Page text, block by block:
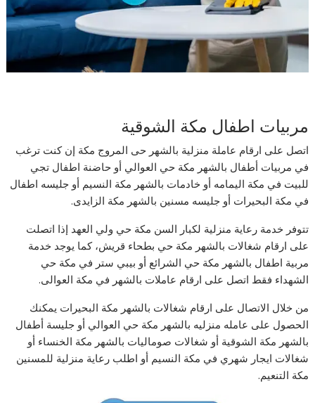
مربيات اطفال مكة الشوقية
اتصل على ارقام عاملة منزلية بالشهر حى المروج مكة إن كنت ترغب
في مربيات أطفال بالشهر مكة حي العوالي أو حاضنة اطفال تجي
للبيت في مكة اليمامه أو خادمات بالشهر مكة النسيم أو جليسه اطفال
في مكة البحيرات أو جليسه مسنين بالشهر مكة الزايدى.
تتوفر خدمة رعاية منزلية لكبار السن مكة حي ولي العهد إذا اتصلت
على ارقام شغالات بالشهر مكة حي بطحاء قريش، كما يوجد خدمة
مربية اطفال بالشهر مكة حي الشرائع أو بيبي ستر في مكة حي
الشهداء فقط اتصل على ارقام عاملات بالشهر في مكة العوالى.
من خلال الاتصال على ارقام شغالات بالشهر مكة البحيرات يمكنك
الحصول على عامله منزليه بالشهر مكة حي العوالي أو جليسة أطفال
بالشهر مكة الشوقية أو شغالات صوماليات بالشهر مكة الخنساء أو
شغالات ايجار شهري في مكة النسيم أو اطلب رعاية منزلية للمسنين
مكة التنعيم.